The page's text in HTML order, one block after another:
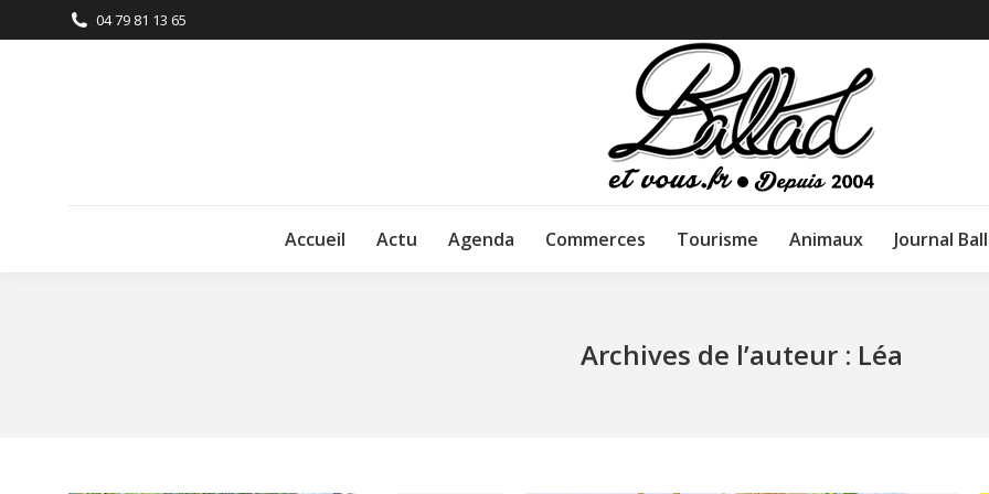
04 79 81 13 65
Accueil Actu Agenda Commerces Tourisme Animaux Journal
Archives de l’auteur : Léa